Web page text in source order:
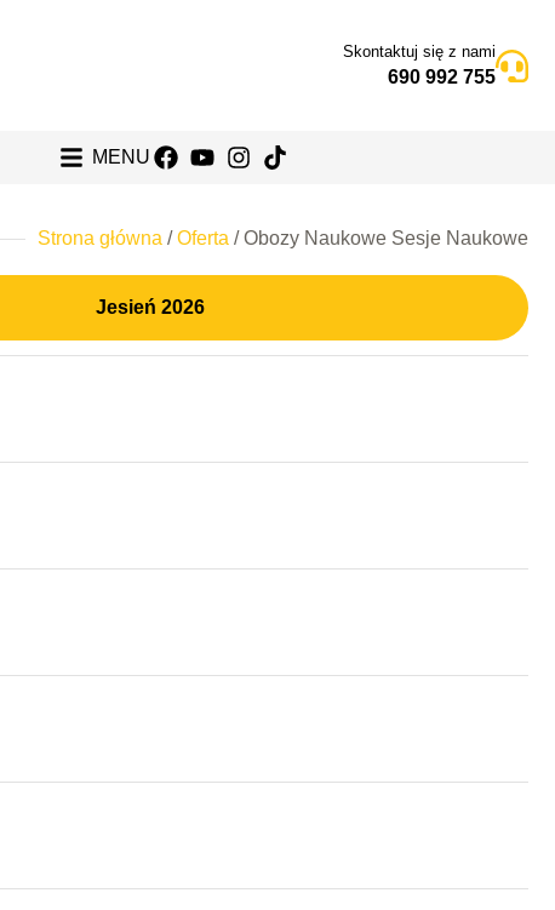
Skontaktuj się z nami
690 992 755
MENU
Strona główna /Oferta /Obozy Naukowe Sesje Naukowe
Jesień 2026